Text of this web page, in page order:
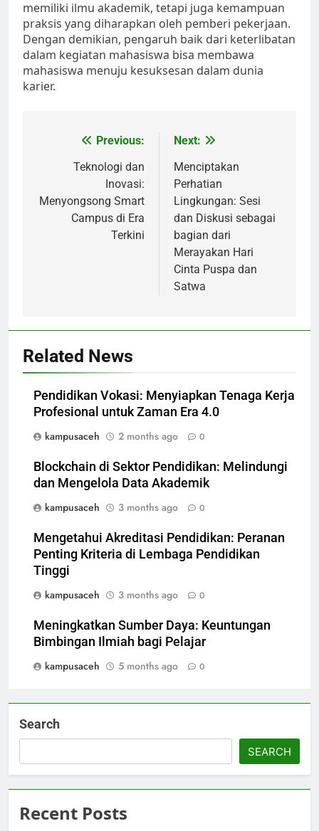
memiliki ilmu akademik, tetapi juga kemampuan
praksis yang diharapkan oleh pemberi pekerjaan.
Dengan demikian, pengaruh baik dari keterlibatan
dalam kegiatan mahasiswa bisa membawa
mahasiswa menuju kesuksesan dalam dunia
karier.
navigation
Previous:
Teknologi dan
Inovasi:
Menyongsong Smart
Campus di Era
Terkini
Next:
Menciptakan
Perhatian
Lingkungan: Sesi
dan Diskusi sebagai
bagian dari
Merayakan Hari
Cinta Puspa dan
Satwa
Related News
Pendidikan Vokasi: Menyiapkan Tenaga Kerja
Profesional untuk Zaman Era 4.0
kampusaceh
2 months ago 0
Blockchain di Sektor Pendidikan: Melindungi
dan Mengelola Data Akademik
kampusaceh
3 months ago 0
Mengetahui Akreditasi Pendidikan: Peranan
Penting Kriteria di Lembaga Pendidikan
Tinggi
kampusaceh
3 months ago 0
Meningkatkan Sumber Daya: Keuntungan
Bimbingan Ilmiah bagi Pelajar
kampusaceh
5 months ago 0
Search
SEARCH
Recent Posts